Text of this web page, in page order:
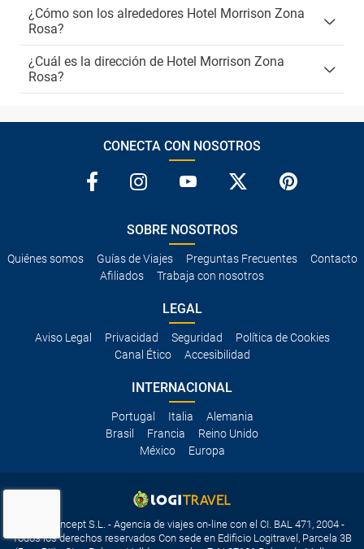
¿Cómo son los alrededores Hotel Morrison Zona
Rosa?
¿Cuál es la dirección de Hotel Morrison Zona
Rosa?
CONECTA CON NOSOTROS
SOBRE NOSOTROS
Quiénes somos Guías de Viajes Preguntas Frecuentes
Contacto
Afiliados
Trabaja con nosotros
LEGAL
Aviso Legal Privacidad Seguridad
Política de Cookies
Canal Ético
Accesibilidad
INTERNACIONAL
Portugal Italia
Alemania
Brasil
Francia
Reino Unido
México
Europa
Travelconcept S.L. - Agencia de viajes on-line con el CI. BAL 471, 2004 -
Todos los derechos reservados Con sede en Edificio Logitravel, Parcela 3B